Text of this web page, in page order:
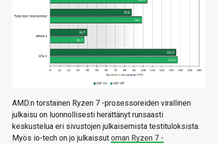
AMD:n torstainen Ryzen 7 -prosessoreiden virallinen
julkaisu on luonnollisesti herättänyt runsaasti
keskustelua eri sivustojen julkaisemista testituloksista.
Myös io-tech on jo julkaissut oman Ryzen 7 -